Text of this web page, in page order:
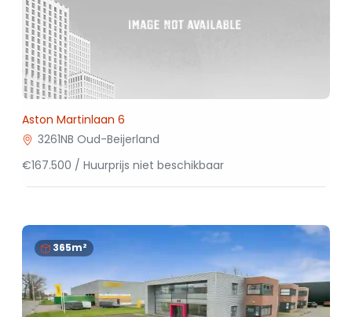
Aston Martinlaan 6
3261NB Oud-Beijerland
€167.500 / Huurprijs niet beschikbaar
365m²